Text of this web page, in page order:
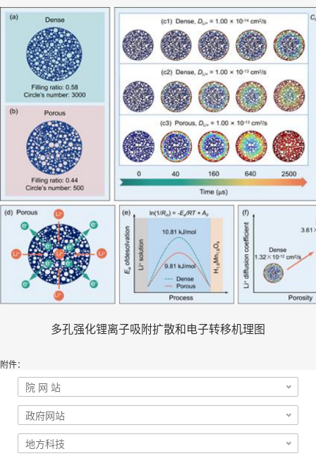
多孔强化锂离子吸附扩散和电子转移机理图
附件：